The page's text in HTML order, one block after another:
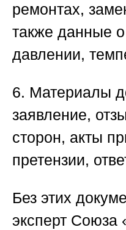
ремонтах,
также данные о
давлении,
6. Материалы
заявление,
сторон, акты
претензии,
Без этих
эксперт Союза